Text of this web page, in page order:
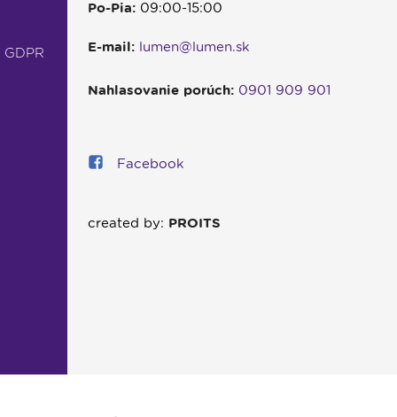
Po-Pia:09:00-15:00
E-mail: lumen@lumen.sk
Nahlasovanie porúch: 0901 909 901
Facebook
created by: PROITS